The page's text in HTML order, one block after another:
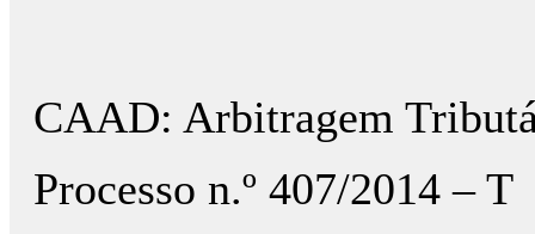
CAAD: Arbitragem
Processo n.º 407/2014 – T